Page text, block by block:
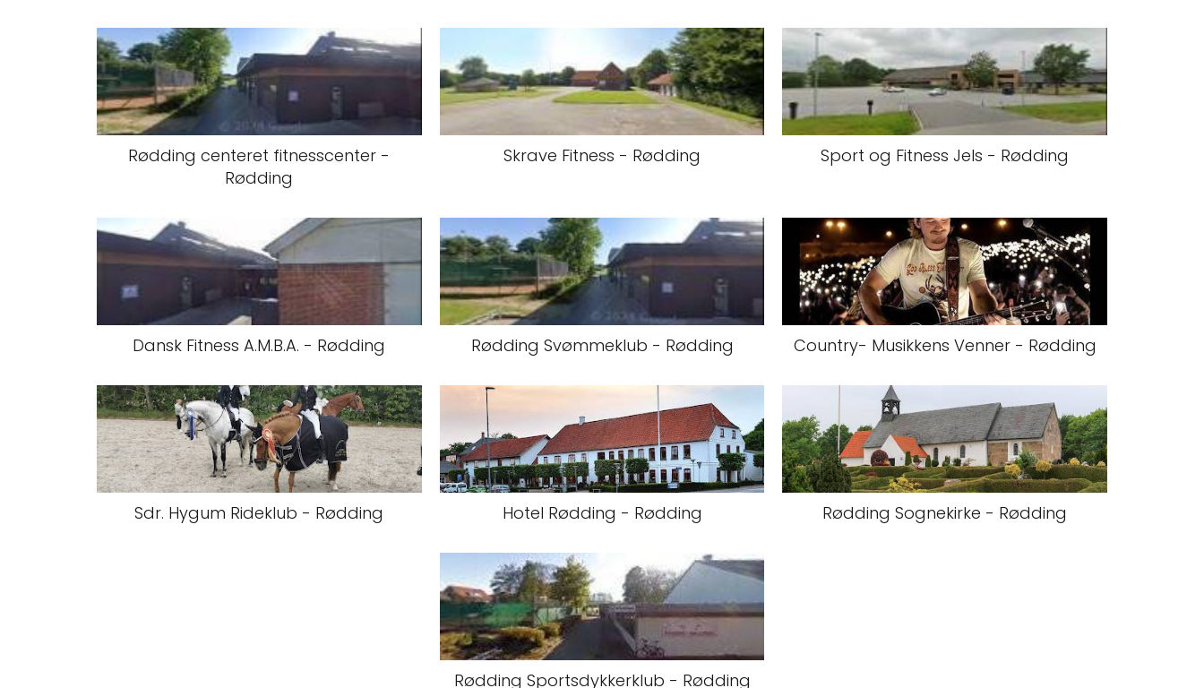
Rødding centeret fitnesscenter -
Rødding
Skrave Fitness - Rødding Sport og Fitness Jels - Rødding
Dansk Fitness A.M.B.A. - Rødding Rødding Svømmeklub - Rødding Country- Musikkens Venner - Rødding
Sdr. Hygum Rideklub - Rødding Hotel Rødding - Rødding Rødding Sognekirke - Rødding
Rødding Sportsdykkerklub - Rødding